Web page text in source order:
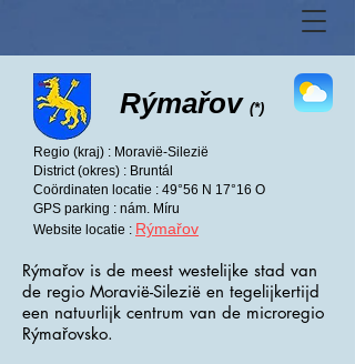
Rýmařov (*)
Regio (kraj) : Moravië-Silezië
District (okres) : Bruntál
Coördinaten locatie : 49°56 N 17°16 O
GPS parking : nám. Míru
Website locatie : Rýmařov
Rýmařov is de meest westelijke stad van
de regio Moravië-Silezië en tegelijkertijd
een natuurlijk centrum van de microregio
Rýmařovsko.